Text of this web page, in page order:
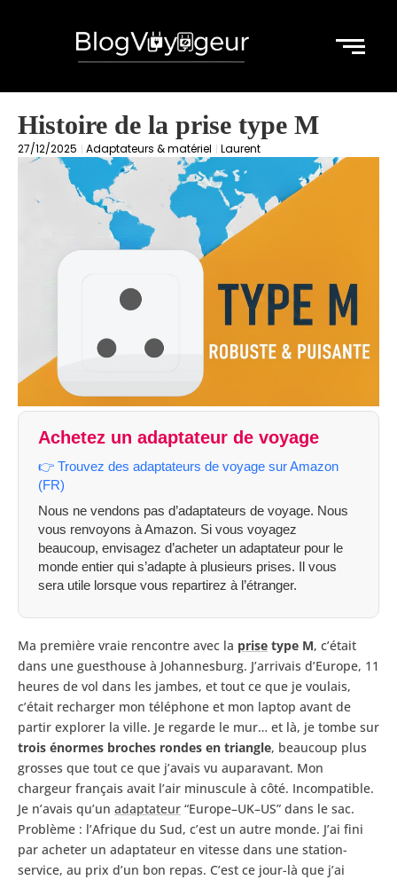
Histoire de la prise type M
27/12/2025 Adaptateurs & matériel Laurent
Achetez un adaptateur de voyage
👉 Trouvez des adaptateurs de voyage sur Amazon
(FR)
Nous ne vendons pas d’adaptateurs de voyage. Nous
vous renvoyons à Amazon. Si vous voyagez
beaucoup, envisagez d’acheter un adaptateur pour le
monde entier qui s’adapte à plusieurs prises. Il vous
sera utile lorsque vous repartirez à l’étranger.
Ma première vraie rencontre avec la prise type M, c’était
dans une guesthouse à Johannesburg. J’arrivais d’Europe, 11
heures de vol dans les jambes, et tout ce que je voulais,
c’était recharger mon téléphone et mon laptop avant de
partir explorer la ville. Je regarde le mur… et là, je tombe sur
trois énormes broches rondes en triangle, beaucoup plus
grosses que tout ce que j’avais vu auparavant. Mon
chargeur français avait l’air minuscule à côté. Incompatible.
Je n’avais qu’un adaptateur “Europe–UK–US” dans le sac.
Problème : l’Afrique du Sud, c’est un autre monde. J’ai fini
par acheter un adaptateur en vitesse dans une station-
service, au prix d’un bon repas. C’est ce jour-là que j’ai